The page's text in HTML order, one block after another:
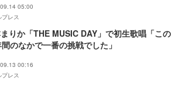
05:00
レス
りか「THE MUSIC DAY」で初生歌唱「この
のなかで一番の挑戦でした」
00:16
レス